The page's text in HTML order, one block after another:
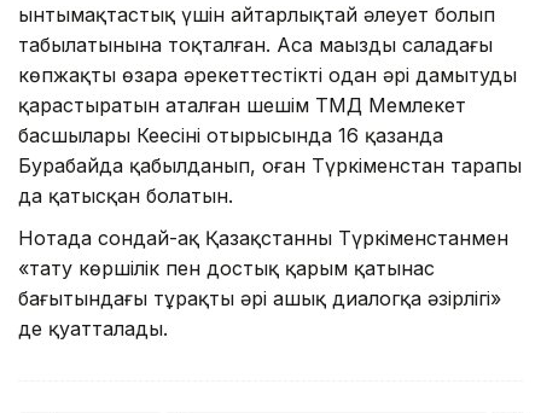
ынтымақтастық үшін айтарлықтай әлеует болып
табылатынына тоқталған. Аса маңызды саладағы
көпжақты өзара әрекеттестікті одан әрі дамытуды
қарастыратын аталған шешім ТМД Мемлекет
басшылары Кеңесінің отырысында 16 қазанда
Бурабайда қабылданып, оған Түркіменстан тарапы
да қатысқан болатын.
Нотада сондай-ақ Қазақстанның Түркіменстанмен
«тату көршілік пен достық қарым қатынас
бағытындағы тұрақты әрі ашық диалогқа әзірлігі»
де қуатталады.